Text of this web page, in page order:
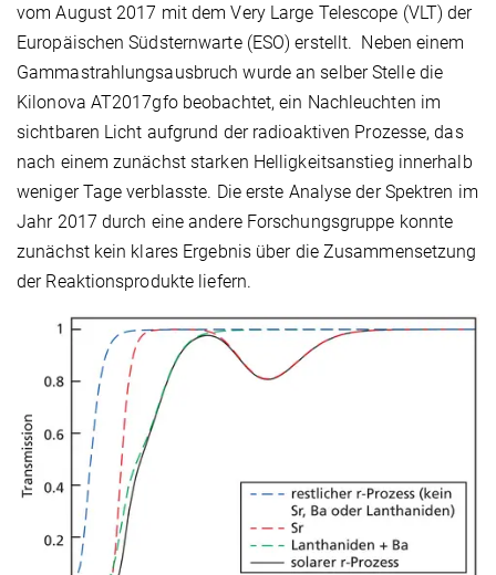
vom August 2017 mit dem Very Large Telescope (VLT) der
Europäischen Südsternwarte (ESO) erstellt. Neben einem
Gammastrahlungsausbruch wurde an selber Stelle die
Kilonova AT2017gfo beobachtet, ein Nachleuchten im
sichtbaren Licht aufgrund der radioaktiven Prozesse, das
nach einem zunächst starken Helligkeitsanstieg innerhalb
weniger Tage verblasste. Die erste Analyse der Spektren im
Jahr 2017 durch eine andere Forschungsgruppe konnte
zunächst kein klares Ergebnis über die Zusammensetzung
der Reaktionsprodukte liefern.